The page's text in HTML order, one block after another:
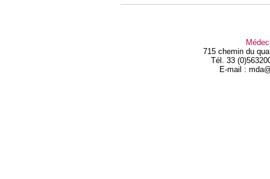
715 chemin du
Tél. 33
E-mail :